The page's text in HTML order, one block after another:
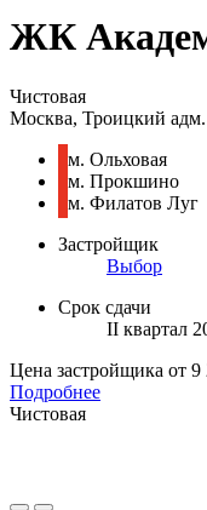
ЖК
Чистовая
Москва, Троицкий адм.
м. Ольховая
м. Прокшино
м. Филатов Луг
Застройщик
Выбор
Срок сдачи
II квартал
Цена застройщика от 9
Подробнее
Чистовая